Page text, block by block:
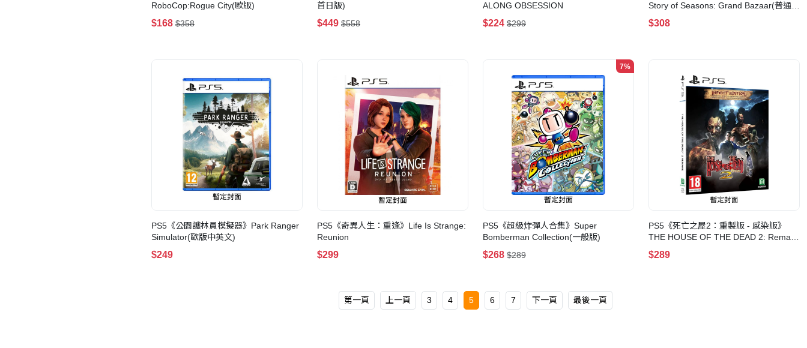
RoboCop:Rogue City(歐版)
$168 $358
首日版)
$449 $558
ALONG OBSESSION
$224 $299
Story of Seasons: Grand Bazaar(普通
版)
$308
PS5《公園護林員模擬器》Park Ranger
Simulator(歐版中英文)
$249
PS5《奇異人生：重逢》Life Is Strange:
Reunion
$299
7%
PS5《超級炸彈人合集》Super
Bomberman Collection(一般版)
$268 $289
PS5《死亡之屋2：重製版 - 感染版》
THE HOUSE OF THE DEAD 2: Remake
- INFECT' EDITION
$289
第一頁 上一頁 3 4 5 6 7 下一頁 最後一頁